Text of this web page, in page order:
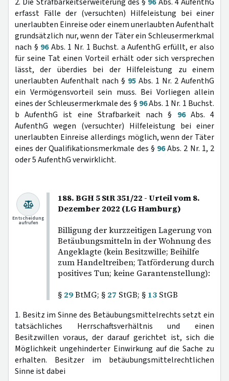
erfasst Fälle der (versuchten) Hilfeleistung bei einer
unerlaubten Einreise oder einem unerlaubten Aufenthalt
grundsätzlich nur, wenn der Täter ein Schleusermerkmal
nach § 96Abs. 1 Nr. 1 Buchst. a AufenthG erfüllt, er also
für seine Tat einen Vorteil erhält oder sich versprechen
lässt, der überdies bei der Hilfeleistung zu einem
unerlaubten Aufenthalt nach § 95 Abs. 1 Nr. 2 AufenthG
ein Vermögensvorteil sein muss. Bei Vorliegen allein
eines der Schleusermerkmale des § 96Abs. 1 Nr. 1 Buchst.
b AufenthG ist eine Strafbarkeit nach § 96Abs. 4
AufenthG wegen (versuchter) Hilfeleistung bei einer
unerlaubten Einreise allerdings möglich, wenn der Täter
eines der Qualifikationsmerkmale des § 96Abs. 2 Nr. 1, 2
oder 5 AufenthG verwirklicht.
188. BGH 5 StR 351/22 - Urteil vom 8.
Dezember 2022 (LG Hamburg)
Billigung der kurzzeitigen Lagerung von
Betäubungsmitteln in der Wohnung des
Angeklagte (kein Besitzwille; Beihilfe
zum Handeltreiben; Tatförderung durch
positives Tun; keine Garantenstellung):
§ 29BtMG; § 27 StGB; § 13 StGB
Entscheidung
aufrufen
1. Besitz im Sinne des Betäubungsmittelrechts setzt ein
tatsächliches Herrschaftsverhältnis und einen
Besitzwillen voraus, der darauf gerichtet ist, sich die
Möglichkeit ungehinderter Einwirkung auf die Sache zu
erhalten. Besitzer im betäubungsmittelrechtlichen
Sinne ist dabei